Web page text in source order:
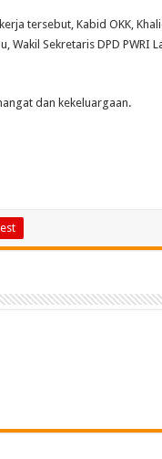
tersebut, Kabid OKK,
Wakil Sekretaris DPD PWRI
dan kekeluargaan.